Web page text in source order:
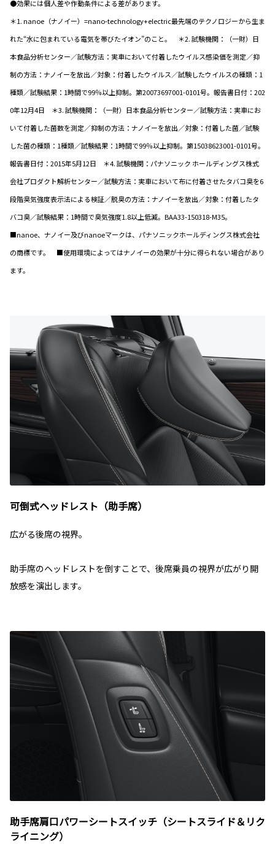
●効果には個人差や作動条件による差があります。
＊1. nanoe（ナノイー）=nano-technology+electric最先端のテクノロジーから生ま
れた“水に包まれている電気を帯びたイオン”のこと。 ＊2. 試験機関：（一財）日
本食品分析センター／試験方法：実車において付着したウイルス感染価を測定／抑
制の方法：ナノイーを放出／対象：付着したウイルス／試験したウイルスの種類：1
種類／試験結果：1時間で99％以上抑制。第20073697001-0101号。報告書日付：202
0年12月4日 ＊3. 試験機関：（一財）日本食品分析センター／試験方法：実車にお
いて付着した菌数を測定／抑制の方法：ナノイーを放出／対象：付着した菌／試験
した菌の種類：1種類／試験結果：1時間で99％以上抑制。第15038623001-0101号。
報告書日付：2015年5月12日 ＊4. 試験機関：パナソニック ホールディングス株式
会社プロダクト解析センター／試験方法：実車において布に付着させたタバコ臭を6
段階臭気強度表示法による検証／脱臭の方法：ナノイーを放出／対象：付着したタ
バコ臭／試験結果：1時間で臭気強度1.8以上低減。BAA33-150318-M35。
■nanoe、ナノイー及びnanoeマークは、パナソニックホールディングス株式会社
の商標です。 ■使用環境によってはナノイーの効果が十分に得られない場合があり
ます。
可倒式ヘッドレスト（助手席）
広がる後席の視界。
助手席のヘッドレストを倒すことで、後席乗員の視界が広がり開
放感を演出します。
助手席肩口パワーシートスイッチ（シートスライド＆リク
ライニング）